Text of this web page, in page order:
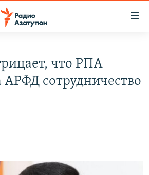
что РПА
сотрудничество